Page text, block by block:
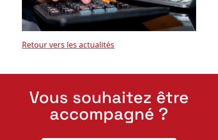
Retour vers les actualités
Vous souhaitez être
accompagné ?